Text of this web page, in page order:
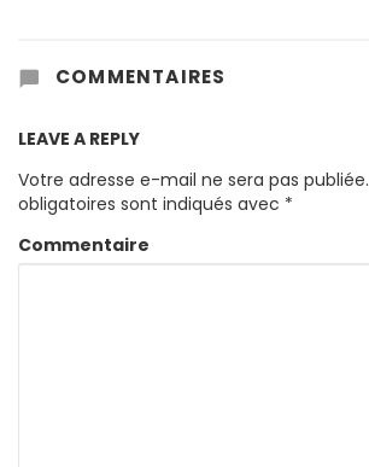
COMMENTAIRES
LEAVE A REPLY
Votre adresse e-mail ne sera pas publiée.
obligatoires sont indiqués avec *
Commentaire